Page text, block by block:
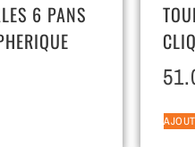
6 PANS